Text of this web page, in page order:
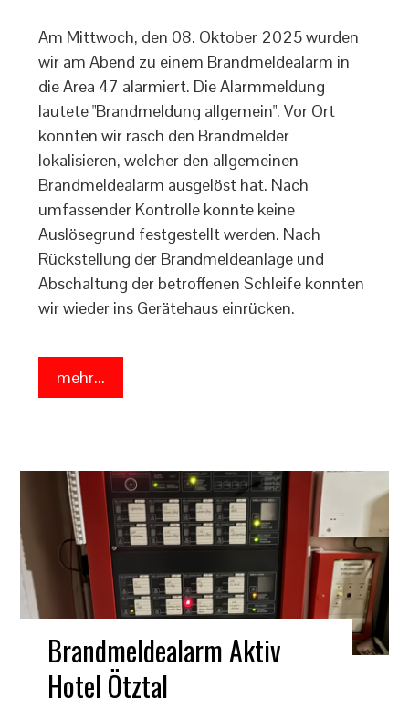
Am Mittwoch, den 08. Oktober 2025 wurden
wir am Abend zu einem Brandmeldealarm in
die Area 47 alarmiert. Die Alarmmeldung
lautete "Brandmeldung allgemein". Vor Ort
konnten wir rasch den Brandmelder
lokalisieren, welcher den allgemeinen
Brandmeldealarm ausgelöst hat. Nach
umfassender Kontrolle konnte keine
Auslösegrund festgestellt werden. Nach
Rückstellung der Brandmeldeanlage und
Abschaltung der betroffenen Schleife konnten
wir wieder ins Gerätehaus einrücken.
mehr...
Brandmeldealarm Aktiv
Hotel Ötztal